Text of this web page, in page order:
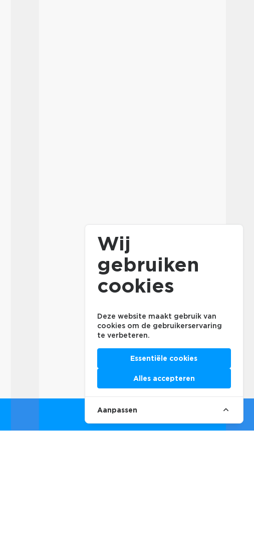
Wij
gebruiken
cookies
Deze website maakt gebruik van
cookies om de gebruikerservaring
te verbeteren.
Essentiële cookies
Alles accepteren
Aanpassen